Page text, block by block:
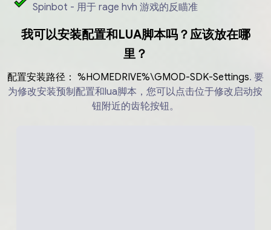
Spinbot - 用于 rage hvh 游戏的反瞄准
我可以安装配置和LUA脚本吗？应该放在哪
里？
配置安装路径： %HOMEDRIVE%\GMOD-SDK-Settings. 要
为修改安装预制配置和lua脚本，您可以点击位于修改启动按
钮附近的齿轮按钮。